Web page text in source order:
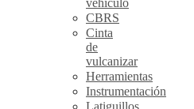
CBRS
Cinta
de
vulcanizar
Herramientas
Instrumentación
Latiguillos